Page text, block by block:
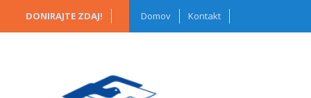
DONIRAJTE ZDAJ! Domov Kontakt